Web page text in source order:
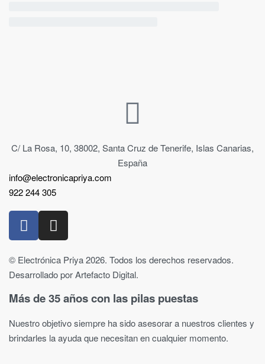
C/ La Rosa, 10, 38002, Santa Cruz de Tenerife, Islas Canarias,
España
info@electronicapriya.com
922 244 305
© Electrónica Priya 2026. Todos los derechos reservados.
Desarrollado por Artefacto Digital.
Más de 35 años con las pilas puestas
Nuestro objetivo siempre ha sido asesorar a nuestros clientes y
brindarles la ayuda que necesitan en cualquier momento.